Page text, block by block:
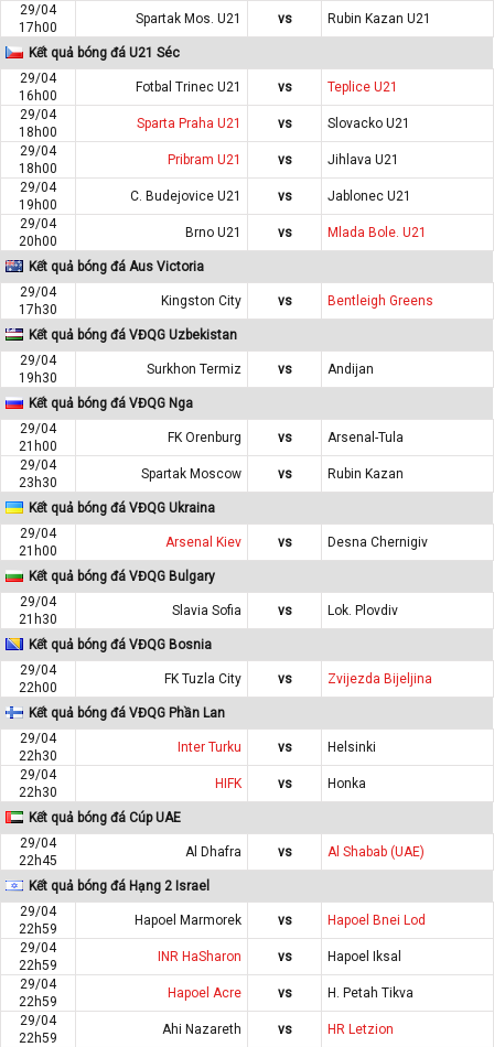
29/04
17h00
Spartak Mos. U21 vs Rubin Kazan U21
Kết quả bóng đá U21 Séc
29/04
16h00
Fotbal Trinec U21 vs
Teplice U21
29/04
18h00
Sparta Praha U21 vs
Slovacko U21
29/04
18h00
Pribram U21 vs
Jihlava U21
29/04
19h00
C. Budejovice U21 vs
Jablonec U21
29/04
20h00
Brno U21 vs Mlada Bole. U21
Kết quả bóng đá Aus Victoria
29/04
17h30
Kingston City vs Bentleigh Greens
Kết quả bóng đá VĐQG Uzbekistan
29/04
19h30
Surkhon Termiz vs Andijan
Kết quả bóng đá VĐQG Nga
29/04
21h00
FK Orenburg vs
Arsenal-Tula
29/04
23h30
Spartak Moscow vs Rubin Kazan
Kết quả bóng đá VĐQG Ukraina
29/04
21h00
Arsenal Kiev vs Desna Chernigiv
Kết quả bóng đá VĐQG Bulgary
29/04
21h30
Slavia Sofia vs Lok. Plovdiv
Kết quả bóng đá VĐQG Bosnia
29/04
22h00
FK Tuzla City vs Zvijezda Bijeljina
Kết quả bóng đá VĐQG Phần Lan
29/04
22h30
Inter Turku vs
Helsinki
29/04
22h30
HIFK vs Honka
Kết quả bóng đá Cúp UAE
29/04
22h45
Al Dhafra vs Al Shabab (UAE)
Kết quả bóng đá Hạng 2 Israel
29/04
22h59
Hapoel Marmorek vs
Hapoel Bnei Lod
29/04
22h59
INR HaSharon vs
Hapoel Iksal
29/04
22h59
Hapoel Acre vs
H. Petah Tikva
29/04
22h59
Ahi Nazareth vs HR Letzion